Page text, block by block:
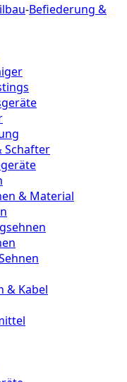
-Befiederung &
Schafter
& Material
& Kabel